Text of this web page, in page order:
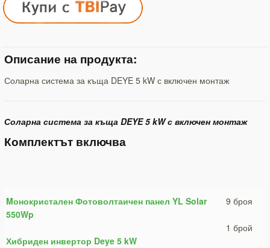
Описание на продукта:
Соларна система за къща DEYE 5 kW с включен монтаж
Соларна система за къща DEYE 5 kW с включен монтаж
Комплектът включва
Mонокристален Фотоволтаичен панел YL Solar
550Wp
Хибриден инвертор Deye 5 kW
9 броя
1 брой